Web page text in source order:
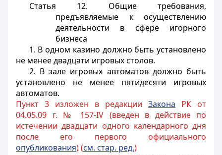
Статья 12. Общие требования,
предъявляемые к осуществлению
деятельности в сфере игорного
бизнеса
1. В одном казино должно быть установлено
не менее двадцати игровых столов.
2. В зале игровых автоматов должно быть
установлено не менее пятидесяти игровых
автоматов.
Пункт 3 изложен в редакции Закона РК от
04.05.09 г. № 157-IV (введен в действие по
истечении двадцати одного календарного дня
после его первого официального
опубликования) (см. стар. ред.)